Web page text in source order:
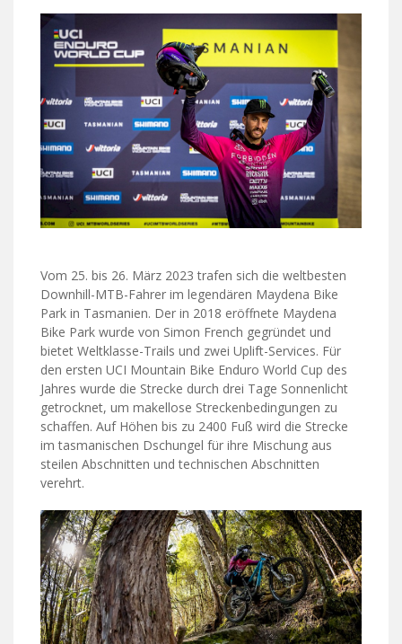
Vom 25. bis 26. März 2023 trafen sich die weltbesten
Downhill-MTB-Fahrer im legendären Maydena Bike
Park in Tasmanien. Der in 2018 eröffnete Maydena
Bike Park wurde von Simon French gegründet und
bietet Weltklasse-Trails und zwei Uplift-Services. Für
den ersten UCI Mountain Bike Enduro World Cup des
Jahres wurde die Strecke durch drei Tage Sonnenlicht
getrocknet, um makellose Streckenbedingungen zu
schaffen. Auf Höhen bis zu 2400 Fuß wird die Strecke
im tasmanischen Dschungel für ihre Mischung aus
steilen Abschnitten und technischen Abschnitten
verehrt.